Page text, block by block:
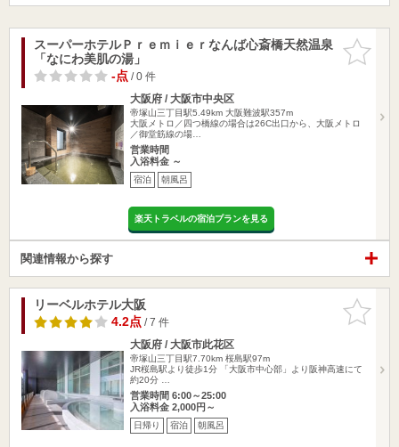
お気に入
りに追加
スーパーホテルＰｒｅｍｉｅｒなんば心斎橋天然温泉
「なにわ美肌の湯」
-点/ 0 件
大阪府 / 大阪市中央区
帝塚山三丁目駅5.49km 大阪難波駅357m
大阪メトロ／四つ橋線の場合は26C出口から、大阪メトロ
／御堂筋線の場…
営業時間
入浴料金 ～
宿泊 朝風呂
楽天トラベルの宿泊プランを見る
関連情報から探す
お気に入
りに追加
リーベルホテル大阪
4.2点/ 7 件
大阪府 / 大阪市此花区
帝塚山三丁目駅7.70km 桜島駅97m
JR桜島駅より徒歩1分 「大阪市中心部」より阪神高速にて
約20分 …
営業時間 6:00～25:00
入浴料金 2,000円～
日帰り 宿泊 朝風呂